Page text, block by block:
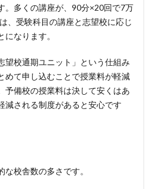
。多くの講座が、90分×20回で7万
、受験科目の講座と志望校に応じ
なります。
望校通期ユニット」という仕組み
めて申し込むことで授業料が軽減
予備校の授業料は決して安くはあ
減される制度があると安心です
校舎数の多さです。